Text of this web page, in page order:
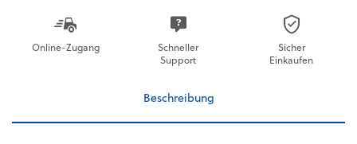
Online-Zugang
Schneller
Support
Sicher
Einkaufen
Beschreibung